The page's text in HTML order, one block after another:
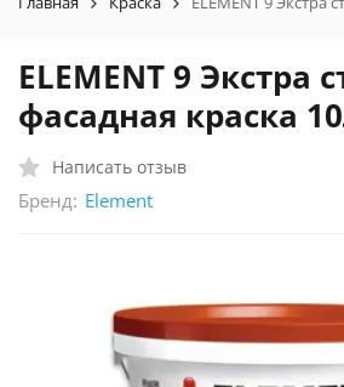
ELEMENT 9 Экстра
фасадная краска
Написать отзыв
Бренд: Element